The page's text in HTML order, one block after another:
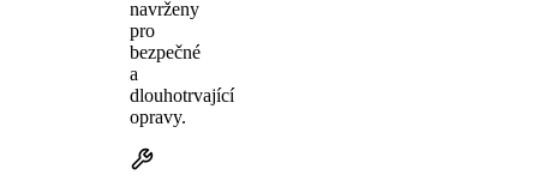
navrženy
pro
bezpečné
a
dlouhotrvající
opravy.